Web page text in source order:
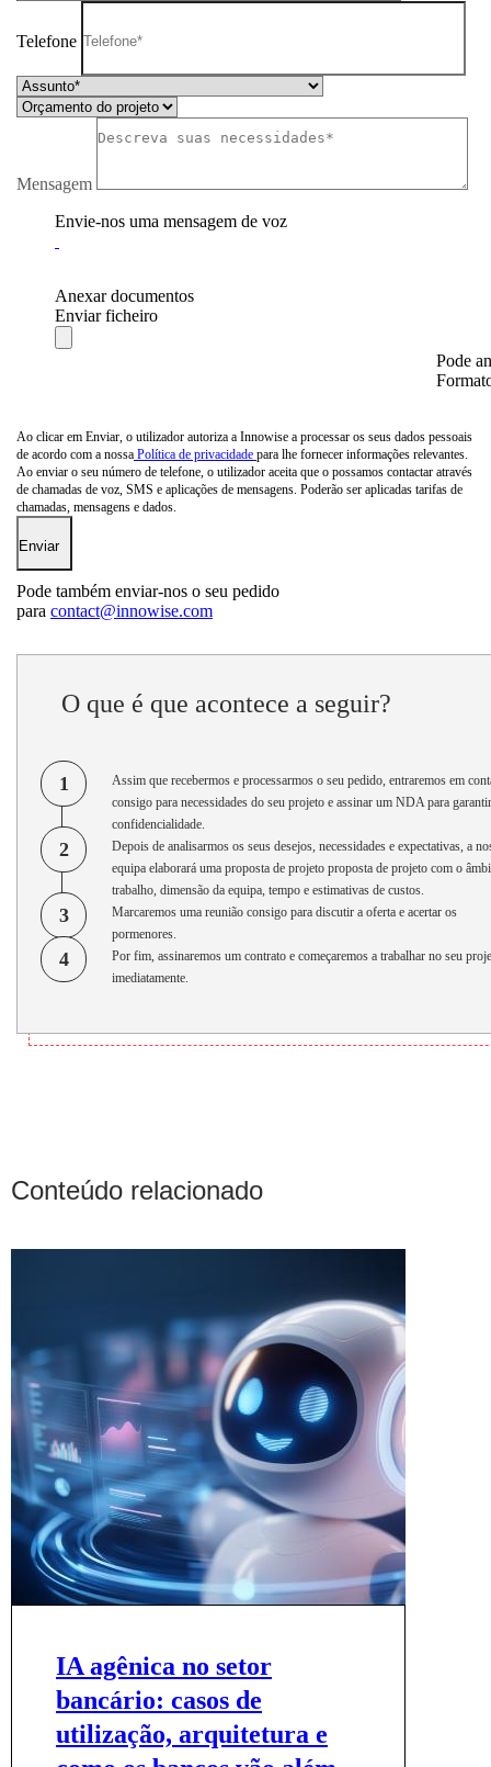
Telefone
Mensagem
Envie-nos uma mensagem de voz
Anexar documentos
Enviar ficheiro
Pode
Ao clicar em Enviar, o utilizador autoriza a Innowise a processar os seus dados pessoais
de acordo com a nossa Política de privacidade para lhe fornecer informações relevantes.
Ao enviar o seu número de telefone, o utilizador aceita que o possamos contactar através
de chamadas de voz, SMS e aplicações de mensagens. Poderão ser aplicadas tarifas de
chamadas, mensagens e dados.
Pode também enviar-nos o seu pedido
para contact@innowise.com
O que é que acontece a seguir?
1
Assim que recebermos e processarmos o seu pedido, entraremos em
consigo para necessidades do seu projeto e assinar um NDA para
confidencialidade.
2
Depois de analisarmos os seus desejos, necessidades e expectativas, a
equipa elaborará uma proposta de projeto proposta de projeto com o
trabalho, dimensão da equipa, tempo e estimativas de custos.
3
Marcaremos uma reunião consigo para discutir a oferta e acertar os
pormenores.
4
Por fim, assinaremos um contrato e começaremos a trabalhar no seu
imediatamente.
Conteúdo relacionado
IA agênica no setor
bancário: casos de
utilização, arquitetura e